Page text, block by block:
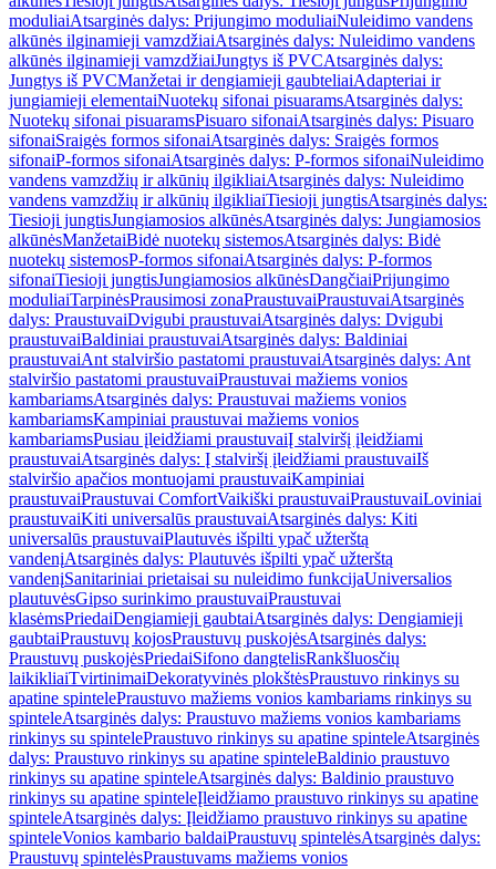
moduliaiAtsarginės dalys: Prijungimo moduliaiNuleidimo vandens
alkūnės ilginamieji vamzdžiaiAtsarginės dalys: Nuleidimo vandens
alkūnės ilginamieji vamzdžiaiJungtys iš PVCAtsarginės dalys:
Jungtys iš PVCManžetai ir dengiamieji gaubteliaiAdapteriai ir
jungiamieji elementaiNuotekų sifonai pisuaramsAtsarginės dalys:
Nuotekų sifonai pisuaramsPisuaro sifonaiAtsarginės dalys: Pisuaro
sifonaiSraigės formos sifonaiAtsarginės dalys: Sraigės formos
sifonaiP-formos sifonaiAtsarginės dalys: P-formos sifonaiNuleidimo
vandens vamzdžių ir alkūnių ilgikliaiAtsarginės dalys: Nuleidimo
vandens vamzdžių ir alkūnių ilgikliaiTiesioji jungtisAtsarginės dalys:
Tiesioji jungtisJungiamosios alkūnėsAtsarginės dalys: Jungiamosios
alkūnėsManžetaiBidė nuotekų sistemosAtsarginės dalys: Bidė
nuotekų sistemosP-formos sifonaiAtsarginės dalys: P-formos
sifonaiTiesioji jungtisJungiamosios alkūnėsDangčiaiPrijungimo
moduliaiTarpinėsPrausimosi zonaPraustuvaiPraustuvaiAtsarginės
dalys: PraustuvaiDvigubi praustuvaiAtsarginės dalys: Dvigubi
praustuvaiBaldiniai praustuvaiAtsarginės dalys: Baldiniai
praustuvaiAnt stalviršio pastatomi praustuvaiAtsarginės dalys: Ant
stalviršio pastatomi praustuvaiPraustuvai mažiems vonios
kambariamsAtsarginės dalys: Praustuvai mažiems vonios
kambariamsKampiniai praustuvai mažiems vonios
kambariamsPusiau įleidžiami praustuvaiĮ stalviršį įleidžiami
praustuvaiAtsarginės dalys: Į stalviršį įleidžiami praustuvaiIš
stalviršio apačios montuojami praustuvaiKampiniai
praustuvaiPraustuvai ComfortVaikiški praustuvaiPraustuvaiLoviniai
praustuvaiKiti universalūs praustuvaiAtsarginės dalys: Kiti
universalūs praustuvaiPlautuvės išpilti ypač užterštą
vandenįAtsarginės dalys: Plautuvės išpilti ypač užterštą
vandenįSanitariniai prietaisai su nuleidimo funkcijaUniversalios
plautuvėsGipso surinkimo praustuvaiPraustuvai
klasėmsPriedaiDengiamieji gaubtaiAtsarginės dalys: Dengiamieji
gaubtaiPraustuvų kojosPraustuvų puskojėsAtsarginės dalys:
Praustuvų puskojėsPriedaiSifono dangtelisRankšluosčių
laikikliaiTvirtinimaiDekoratyvinės plokštėsPraustuvo rinkinys su
apatine spintelePraustuvo mažiems vonios kambariams rinkinys su
spinteleAtsarginės dalys: Praustuvo mažiems vonios kambariams
rinkinys su spintelePraustuvo rinkinys su apatine spinteleAtsarginės
dalys: Praustuvo rinkinys su apatine spinteleBaldinio praustuvo
rinkinys su apatine spinteleAtsarginės dalys: Baldinio praustuvo
rinkinys su apatine spinteleĮleidžiamo praustuvo rinkinys su apatine
spinteleAtsarginės dalys: Įleidžiamo praustuvo rinkinys su apatine
spinteleVonios kambario baldaiPraustuvų spintelėsAtsarginės dalys:
Praustuvų spintelėsPraustuvams mažiems vonios